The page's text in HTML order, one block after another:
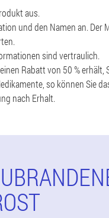
aus.
und den Namen an. Der
sind vertraulich.
Rabatt von 50 % erhält,
so können Sie
nach Erhalt.